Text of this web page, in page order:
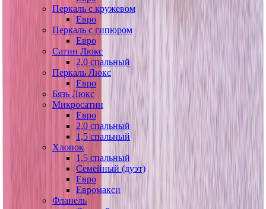
Перкаль с кружевом
Евро
Перкаль с гипюром
Евро
Сатин Люкс
2,0 спальный
Перкаль Люкс
Евро
Бязь Люкс
Микросатин
Евро
2,0 спальный
1,5 спальный
Хлопок
1,5 спальный
Семейный (дуэт)
Евро
Евромакси
Фланель